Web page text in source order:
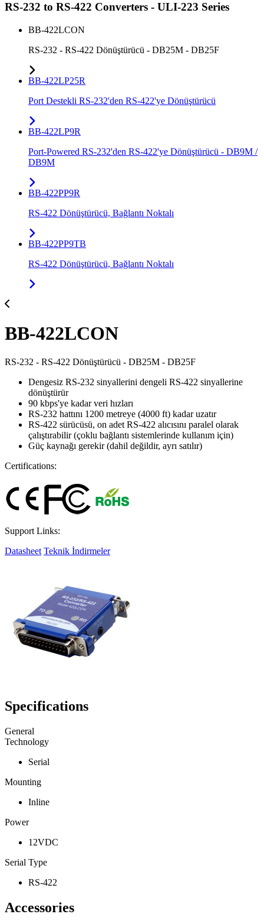
RS-232 to RS-422 Converters - ULI-223 Series
BB-422LCON
RS-232 - RS-422 Dönüştürücü - DB25M - DB25F
BB-422LP25R
Port Destekli RS-232'den RS-422'ye Dönüştürücü
BB-422LP9R
Port-Powered RS-232'den RS-422'ye Dönüştürücü - DB9M /
DB9M
BB-422PP9R
RS-422 Dönüştürücü, Bağlantı Noktalı
BB-422PP9TB
RS-422 Dönüştürücü, Bağlantı Noktalı
BB-422LCON
RS-232 - RS-422 Dönüştürücü - DB25M - DB25F
Dengesiz RS-232 sinyallerini dengeli RS-422 sinyallerine
dönüştürür
90 kbps'ye kadar veri hızları
RS-232 hattını 1200 metreye (4000 ft) kadar uzatır
RS-422 sürücüsü, on adet RS-422 alıcısını paralel olarak
çalıştırabilir (çoklu bağlantı sistemlerinde kullanım için)
Güç kaynağı gerekir (dahil değildir, ayrı satılır)
Certifications:
Support Links:
Datasheet Teknik İndirmeler
Specifications
General
Technology
Serial
Mounting
Inline
Power
12VDC
Serial Type
RS-422
Accessories